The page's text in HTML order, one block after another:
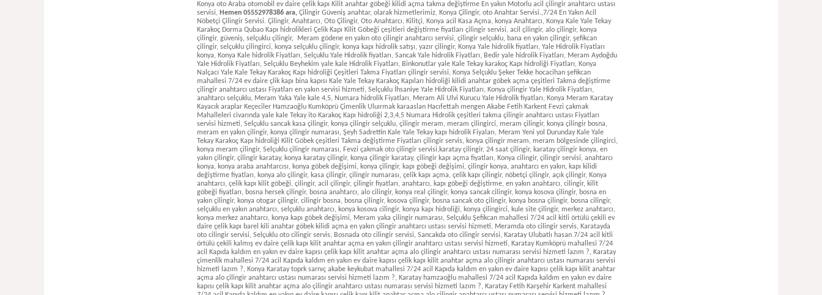
Konya oto Araba otomobil ev daire çelik kapı Kilit anahtar göbeği kilidi açma takma değiştirme En yakın Motorlu acil çilingir anahtarcı ustası
servisi, Hemen 05552978386 ara, Çilingir Güveniş anahtar, olarak hizmetlerimiz, Konya Çilingir, oto Anahtar Servisi.,7/24 En Yakın Acil Nöbetçi Çilingir Servisi. Çilingir, Anahtarcı, Oto Çilingir, Oto Anahtarcı, Kilitçi, Konya acil Kasa Açma, konya Anahtarcı, Konya Kale Yale Tekay Karakoç Dorma Qubao Kapı hidrolikleri Çelik Kapı Kilit Göbeği çeşitleri değiştirme fiyatları çilingir servisi, acil çilingir, alo çilingir, konya çilingir, güveniş, selçuklu çilingir, Meram gödene en yakın oto çilingir anahtarcı servisi, çilingir selçuklu, bana en yakın çilingir, şefikcan çilingir, selçuklu çilingirci, konya selçuklu çilingir, konya kapı hidrolik satışı, yazır çilingir, Konya Yale hidrolik fiyatları, Yale Hidrolik Fiyatları konya, Konya Kale hidrolik Fiyatları, Selçuklu Yale Hidrolik fiyatları, Sancak Yale hidrolik Fiyatları, Bedir yale hidrolik Fiyatları, Meram Aydoğdu Yale Hidrolik Fiyatları, Selçuklu Beyhekim yale kale Hidrolik Fiyatları, Binkonutlar yale Kale Tekay karakoç Kapı hidroliği Fiyatları, Konya Nalçacı Yale Kale Tekay Karakoç Kapı hidroliği Çeşitleri Takma Fiyatları çilingir servisi, Konya Selçuklu Şeker Tekke hocacihan şefikcan mahallesi 7/24 ev daire çlik kapı bina kapısı Kale Yale Tekay Karakoç Kapıları hidroliği kilidi anahtar göbek açma çeşitleri Takma değiştirme çilingir anahtarcı ustası Fiyatları en yakın servisi hizmeti, Selçuklu İhsaniye Yale Hidrolik Fiyatları, Konya çilingir Yale Hidrolik Fiyatları, anahtarcı selçuklu, Meram Yaka Yale kale 4,5, Numara hidrolik Fiyatları, Meram Ali Ulvi Kurucu Yale Hidrolik fiyatları, Konya Meram Karatay Kayacık araplar Keçeciler Hamzaoğlu Kumköprü Çimenlik Uluırmak karaaslan Hacıfettah mengen Akabe Fetih Karkent Fevzi çakmak Mahalleleri civarında yale kale Tekay ito Karakoç Kapı hidroliği 2,3,4,5 Numara Hidrolik çeşitleri takma çilingir anahtarcı ustası Fiyatları servisi hizmeti, Selçuklu sancak kasa çilingir, konya çilingir selçuklu, çilingir meram, meram çilingirci, meram çilingir, konya çilingir bosna, meram en yakın çilingir, konya çilingir numarası, Şeyh Sadrettin Kale Yale Tekay kapı hidrolik Fiyaları, Meram Yeni yol Durunday Kale Yale Tekay Karakoç Kapı hidroliği Kilit Göbek çeşitleri Takma değiştirme Fiyatları çilingir servis, konya çilingir meram, meram bölgesinde çilingirci, konya meram çilingir, Selçuklu çilingir numarası, Fevzi çakmak oto çilingir servisi,karatay çilingir, 24 saat çilingir, karatay çilingir konya, en yakın çilingir, çilingir karatay, konya karatay çilingir, konya çilingir karatay, çilingir kapı açma fiyatları, Konya cilingir, çilingir servisi, anahtarcı konya, konya araba anahtarcısı, konya göbek değişimi, konya çilingir, kapı göbeği değişimi, çilingir konya, anahtarcı en yakın, kapı kilidi değiştirme fiyatları, konya alo çilingir, kasa çilingir, çilingir numarası, çelik kapı açma, çelik kapı çilingir, nöbetçi çilingir, açık çilingir, Konya anahtarcı, çelik kapı kilit göbeği, çilingir, acil çilingir, çilingir fiyatları, anahtarcı, kapı göbeği değiştirme, en yakın anahtarcı, cilingir, kilit göbeği fiyatları, bosna hersek çilingir, bosna anahtarcı, alo cilingir, konya real çilingir, konya sancak cilingir, konya kosova çilingir, bosna en yakın çilingir, konya otogar çilingir, cilingir bosna, bosna çilingir, kosova çilingir, bosna sancak oto çilingir, konya bosna çilingir, bosna cilingir, selçuklu en yakın anahtarcı, selçuklu anahtarcı, konya kosova cilingir, konya kapı hidroliği, konya çilingirci, kule site çilingir, merkez anahtarcı, konya merkez anahtarcı, konya kapı göbek değişimi, Meram yaka çilingir numarası, Selçuklu Şefikcan mahallesi 7/24 acil kitli örtülü çekili ev daire çelik kapı barel kili anahtar göbek kilidi açma en yakın çilingir anahtarcı ustası servisi hizmeti, Meramda oto cilingir servis, Karatayda oto cilingir servisi, Selçuklu oto cilingir servis, Bosnada oto cilingir servisi, Sancakda oto cilingir servisi, Karatay Ulubatlı hasan 7/24 acil kitli örtülü çekili kalmış ev daire çelik kapı kilit anahtar açma en yakın çilingir anahtarcı ustası servisi hizmeti, Karatay Kumköprü mahallesi 7/24 acil Kapıda kaldım en yakın ev daire kapısı çelik kapı kilit anahtar açma alo çilingir anahtarcı ustası numarası servisi hizmeti lazım ?, Karatay çimenlik mahallesi 7/24 acil Kapıda kaldım en yakın ev daire kapısı çelik kapı kilit anahtar açma alo çilingir anahtarcı ustası numarası servisi hizmeti lazım ?, Konya Karatay toprk sarnıç akabe keykubat mahallesi 7/24 acil Kapıda kaldım en yakın ev daire kapısı çelik kapı kilit anahtar açma alo çilingir anahtarcı ustası numarası servisi hizmeti lazım ?, Karatay hamzaoğlu mahallesi 7/24 acil Kapıda kaldım en yakın ev daire kapısı çelik kapı kilit anahtar açma alo çilingir anahtarcı ustası numarası servisi hizmeti lazım ?, Karatay Fetih Karşehir Karkent mahallesi 7/24 acil Kapıda kaldım en yakın ev daire kapısı çelik kapı kilit anahtar açma alo çilingir anahtarcı ustası numarası servisi hizmeti lazım ?, Karatay Karkent fetih caddesi mahallesi 7/24 acil kitli oto araba ev daire demir tahta kapısı çelik kapı kilit anahtar tamiri çilingir ustası servisi, Karatay Fevzi çakmak Büsan orgnize aykent sanayi ilçesi semti mahallesi 7/24 acil oto araba otomobil araç Gaziantep kasası dükkan kapısı çelik para kasa kapı kilit anahtar şifreli göbeği kilidi açma tamiri hidrolik takma değiştirme tamirci en yakın çilingir anahtarcı ustası servisi hizmeti, Karatay Hacı yusuf mescid mahallesi 7/24 acil Kapıda kaldım en yakın ev daire kapısı çelik kapı kilit anahtar açma alo çilingir anahtarcı ustası numarası servisi hizmeti lazım ?, Konya 7/24 acil Merma kozağaç mahallesi kitli oto araba otomobil araç ev daire kapısı çelik kapı kilit anahtar göbeği kilidi açma en yakın çilingir anahtarcı ustası servisi hizmeti, Konya Lalebahçe aydoğdu mahallesi 7/24 acil Kapıda kaldım en yakın ev daire kapısı çelik kapı kilit anahtar açma alo çilingir anahtarcı ustası numarası servisi hizmeti lazım ?, Konya meram Şeyh sadrettin konevi mahallesi 7/24 acil Kapıda kaldım en yakın ev daire kapısı çelik kapı kilit anahtar açma alo çilingir anahtarcı ustası numarası servisi hizmeti lazım ?, meram yenice kurtuluş çilingir, meram yunus emre çilingir, Meram küçük kovanağzı çilingir, Meram armağan 7/24 acil kapı açma çilingir servisi, Meram Dede korkut 7/24 acil kapı açma çilingir servisi, Meram melihşah 7/24 acil kapı açma çilingir servisi, yaka meram çilingir, yaka mahallesi 7/24 acil kapı açma en yakın anahtarcı ustası servisi hizmeti, yaka çilingir servisi, Konya meram Durunday 7/24 acil kapı açma çilingir servisi, meram alavardı çilingir, Meram uzunharmanlar mahallesi 7/24 acil Kapıda kaldım en yakın ev daire kapısı çelik kapı kilit anahtar açma alo çilingir anahtarcı ustası numarası servisi hizmeti lazım ?, karaaslan aybahçe çilingir, meram şükran mahallesi çilingir,alo çilingir, Selçuklu hocacihan hanaybaşı mahallesi 7/24 acil Kapıda kaldım en yakın ev daire kapısı çelik kapı kilit anahtar açma alo çilingir anahtarcı ustası numarası servisi hizmeti lazım ?, Selçuklu erenköy esenler mahallesi 7/24 acil Kapıda kaldım en yakın ev daire kapısı çelik kapı kilit anahtar açma alo çilingir anahtarcı ustası numarası servisi hizmeti lazım ?, Selçuklu mehmet akif mahallesi 7/24 acil Kapıda kaldım en yakın ev daire kapısı çelik kapı kilit anahtar açma alo çilingir anahtarcı ustası numarası servisi hizmeti lazım ?, Selçuklu hüsamettin çelebi mahallesi 7/24 acil Kapıda kaldım en yakın ev daire kapısı çelik kapı kilit anahtar açma alo çilingir anahtarcı ustası numarası servisi hizmeti lazım ?, Selçuklu malazgirt 7/24 acil Kapıda kaldım en yakın ev daire kapısı çelik kapı kilit anahtar açma alo çilingir anahtarcı ustası numarası servisi hizmeti lazım ?, Konya selçuklu aydınlıkevler mahallesi 7/24 acil Kapıda kaldım en yakın ev daire kapısı çelik kapı kilit anahtar açma alo çilingir anahtarcı ustası numarası servisi hizmeti lazım ?,Konya selçuklu sakarya mahallesi 7/24 acil Kapıda kaldım en yakın ev daire kapısı çelik kapı kilit anahtar açma alo çilingir anahtarcı ustası numarası servisi hizmeti lazım ?, Meram karaaslan aybahçe mahallesi 7/24 acil Kapıda kaldım en yakın ev daire kapısı çelik kapı kilit anahtar açma alo çilingir anahtarcı ustası numarası servisi hizmeti lazım ?, meram saadet mahallesi 7/24 acil Kapıda kaldım en yakın ev daire kapısı çelik kapı kilit anahtar açma alo çilingir anahtarcı ustası numarası servisi hizmeti lazım ?,Konya Meram şeyh sadrettin Konevi mahallesi 7/24 acil Kapıda kaldım en yakın ev daire kapısı çelik kapı kilit anahtar açma alo çilingir anahtarcı ustası numarası servisi hizmeti lazım ?, meram hatıp çilingir, meram çayırbağı çilingir, meram gödene Toki ilçesi semti mahallesi 7/24 acil Kapıda kaldım en yakın ev daire kapısı çelik kapı kilit anahtar açma alo çilingir anahtarcı ustası numarası servisi hizmeti lazım ?, Meram ertuğrul gazi ulupbey mahallesi 7/24 acil Kapıda kaldım en yakın ev daire kapısı çelik kapı kilit anahtar açma alo çilingir anahtarcı ustası numarası servisi hizmeti lazım ?, Konya meram arif bilge mahallesi 7/24 acil Kapıda kaldım en yakın ev daire kapısı çelik kapı kilit anahtar açma alo çilingir anahtarcı ustası numarası servisi hizmeti lazım ?, meram doğu hadimi aymanas mahallesi 7/24 acil Kapıda kaldım en yakın ev daire kapısı çelik kapı kilit anahtar açma alo çilingir anahtarcı ustası numarası servisi hizmeti lazım ?, meram alakova mahallesi 7/24 acil Kapıda kaldım en yakın ev daire kapısı çelik kapı kilit anahtar açma alo çilingir anahtarcı ustası numarası servisi hizmeti lazım ?, meram necip fazıl çilingir, meram dr.ziya barlas mahallesi 7/24 acil Kapıda kaldım en yakın ev daire kapısı çelik kapı kilit anahtar açma alo çilingir anahtarcı ustası numarası servisi hizmeti lazım ?, Konya meram hacıfettah mahallesi 7/24 acil Kapıda kaldım en yakın ev daire kapısı çelik kapı kilit anahtar açma alo çilingir anahtarcı ustası numarası servisi hizmeti lazım ?, meram paşalı köprü mahallesi 7/24 acil Kapıda kaldım en yakın ev daire kapısı çelik kapı kilit anahtar açma alo çilingir anahtarcı ustası numarası servisi hizmeti la